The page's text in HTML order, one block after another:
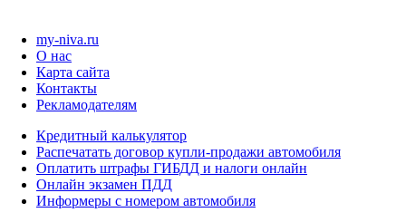
my-niva.ru
О нас
Карта сайта
Контакты
Рекламодателям
Кредитный калькулятор
Распечатать договор купли-продажи автомобиля
Оплатить штрафы ГИБДД и налоги онлайн
Онлайн экзамен ПДД
Информеры с номером автомобиля